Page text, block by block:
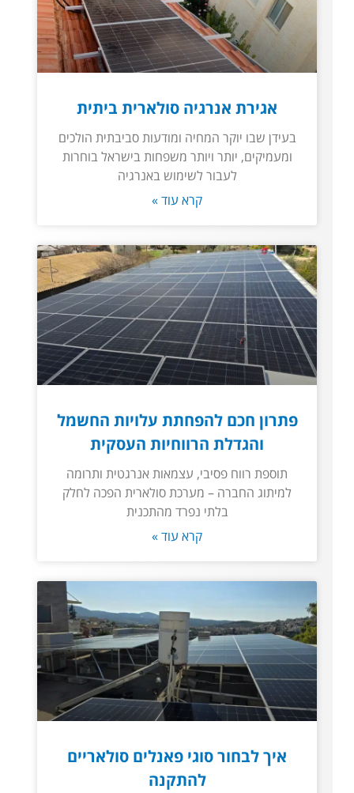
אגירת אנרגיה סולארית ביתית
בעידן שבו יוקר המחיה ומודעות סביבתית הולכים
ומעמיקים, יותר ויותר משפחות בישראל בוחרות
לעבור לשימוש באנרגיה
קרא עוד »
פתרון חכם להפחתת עלויות החשמל
והגדלת הרווחיות העסקית
תוספת רווח פסיבי, עצמאות אנרגטית ותרומה
למיתוג החברה – מערכת סולארית הפכה לחלק
בלתי נפרד מהתכנית
קרא עוד »
איך לבחור סוגי פאנלים סולאריים
להתקנה